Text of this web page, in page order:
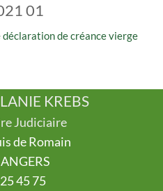
01
déclaration de créance vierge
KREBS
Judiciaire
de Romain
45 75